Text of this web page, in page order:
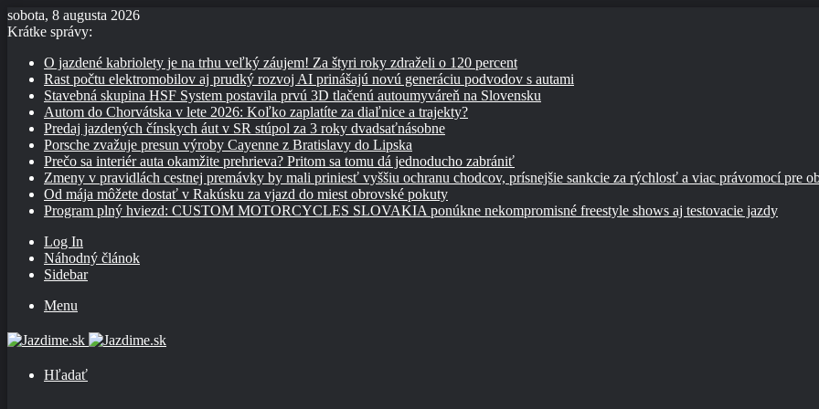
sobota, 8 augusta 2026
Krátke správy:
O jazdené kabriolety je na trhu veľký záujem! Za štyri roky zdraželi o 120 percent
Rast počtu elektromobilov aj prudký rozvoj AI prinášajú novú generáciu podvodov s autami
Stavebná skupina HSF System postavila prvú 3D tlačenú autoumyváreň na Slovensku
Autom do Chorvátska v lete 2026: Koľko zaplatíte za diaľnice a trajekty?
Predaj jazdených čínskych áut v SR stúpol za 3 roky dvadsaťnásobne
Porsche zvažuje presun výroby Cayenne z Bratislavy do Lipska
Prečo sa interiér auta okamžite prehrieva? Pritom sa tomu dá jednoducho zabrániť
Zmeny v pravidlách cestnej premávky by mali priniesť vyššiu ochranu chodcov, prísnejšie sankcie za rýchlosť a viac právomocí pre
Od mája môžete dostať v Rakúsku za vjazd do miest obrovské pokuty
Program plný hviezd: CUSTOM MOTORCYCLES SLOVAKIA ponúkne nekompromisné freestyle shows aj testovacie jazdy
Log In
Náhodný článok
Sidebar
Menu
Hľadať